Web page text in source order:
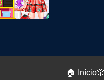
🏠 Início